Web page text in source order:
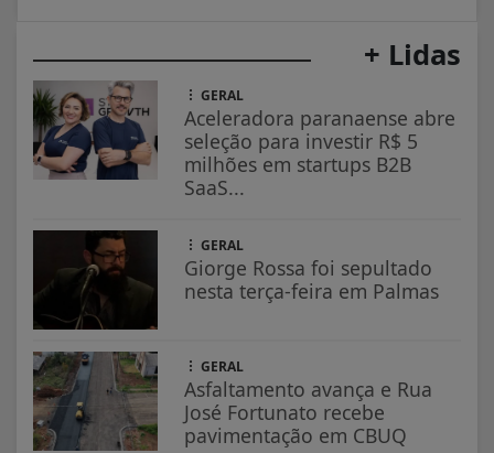
+ Lidas
GERAL
Aceleradora paranaense abre
seleção para investir R$ 5
milhões em startups B2B
SaaS...
GERAL
Giorge Rossa foi sepultado
nesta terça-feira em Palmas
GERAL
Asfaltamento avança e Rua
José Fortunato recebe
pavimentação em CBUQ